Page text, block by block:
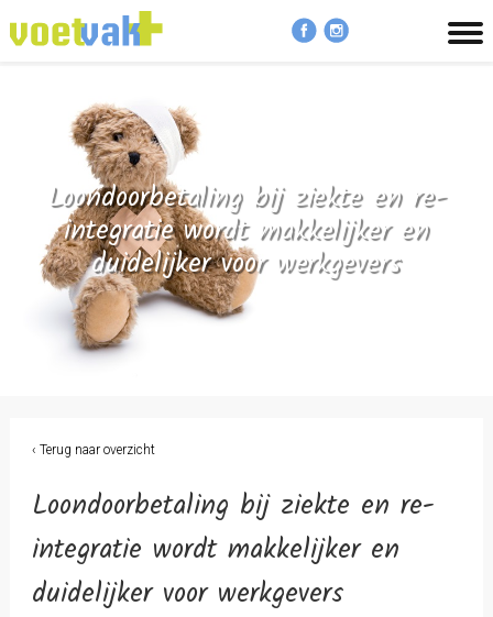
Loondoorbetaling bij ziekte en re-
integratie wordt makkelijker en
duidelijker voor werkgevers
‹ Terug naar overzicht
Loondoorbetaling bij ziekte en re-
integratie wordt makkelijker en
duidelijker voor werkgevers